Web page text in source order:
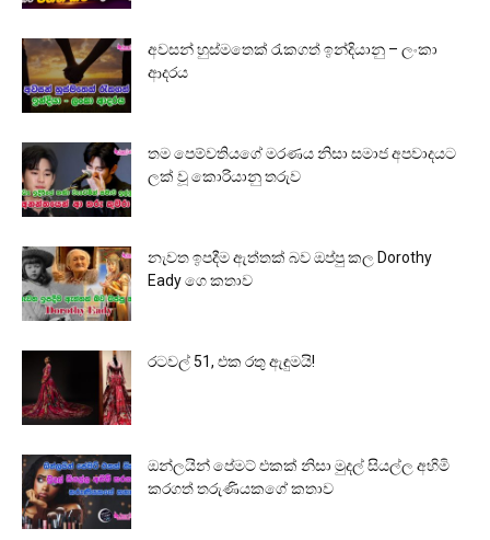
අවසන් හුස්මතෙක් රැකගත් ඉන්දියානු – ලංකා
ආදරය
තම පෙම්වතියගේ මරණය නිසා සමාජ අපවාදයට
ලක් වූ කොරියානු තරුව
නැවත ඉපදීම ඇත්තක් බව ඔප්පු කල Dorothy
Eady ගෙ කතාව
රටවල් 51, එක රතු ඇඳුමයි!
ඔන්ලයින් පේමට් එකක් නිසා මුදල් සියල්ල අහිමි
කරගත් තරුණියකගේ කතාව